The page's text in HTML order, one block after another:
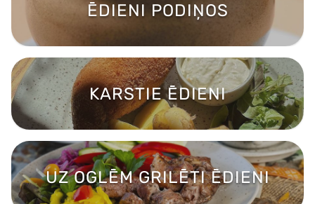
ĒDIENI PODIŅOS
KARSTIE ĒDIENI
UZ OGLĒM GRILĒTI ĒDIENI